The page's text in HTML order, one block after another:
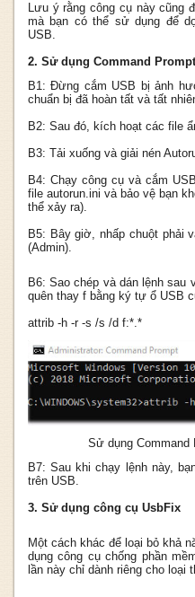
Lưu ý rằng công cụ này cũng
mà bạn có thể sử dụng để
USB.
2. Sử dụng Command Prompt
B1: Đừng cắm USB bị ảnh
chuẩn bị đã hoàn tất và tất
B2: Sau đó, kích hoạt các file
B3: Tải xuống và giải nén
B4: Chạy công cụ và cắm
file autorun.ini và bảo vệ bạn
thể xảy ra).
B5: Bây giờ, nhấp chuột phải
(Admin).
B6: Sao chép và dán lệnh sau
quên thay f bằng ký tự ổ USB
attrib -h -r -s /s /d f:*.*
Sử dụng Command
B7: Sau khi chạy lệnh này,
trên USB.
3. Sử dụng công cụ UsbFix
Một cách khác để loại bỏ khả
dụng công cụ chống phần
lần này chỉ dành riêng cho loại